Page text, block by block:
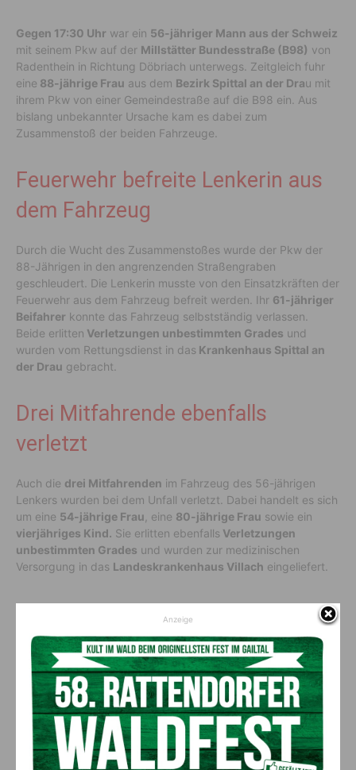
Gegen 17:30 Uhr war ein 56-jähriger Mann aus der Schweiz
mit seinem Pkw auf der Millstätter Bundesstraße (B98) von
Radenthein in Richtung Döbriach unterwegs. Zeitgleich fuhr
eine 88-jährige Frau aus dem Bezirk Spittal an der Drau mit
ihrem Pkw von einer Gemeindestraße auf die B98 ein. Aus
bislang unbekannter Ursache kam es dabei zum
Zusammenstoß der beiden Fahrzeuge.
Feuerwehr befreite Lenkerin aus
dem Fahrzeug
Durch die Wucht des Zusammenstoßes wurde der Pkw der
88-Jährigen in den angrenzenden Straßengraben
geschleudert. Die Lenkerin musste von den Einsatzkräften der
Feuerwehr aus dem Fahrzeug befreit werden. Ihr 61-jähriger
Beifahrer konnte das Fahrzeug selbstständig verlassen.
Beide erlitten Verletzungen unbestimmten Grades und
wurden vom Rettungsdienst in das Krankenhaus Spittal an
der Drau gebracht.
Drei Mitfahrende ebenfalls
verletzt
Auch die drei Mitfahrenden im Fahrzeug des 56-jährigen
Lenkers wurden bei dem Unfall verletzt. Dabei handelt es sich
um eine 54-jährige Frau, eine 80-jährige Frau sowie ein
vierjähriges Kind. Sie erlitten ebenfalls Verletzungen
unbestimmten Grades und wurden zur medizinischen
Versorgung in das Landeskrankenhaus Villach eingeliefert.
Totalschaden an beiden
Fahrzeugen
An beiden am Unfall beteiligten Fahrzeugen entstand
Totalschaden. Neben derPolizei und dem Rettungsdienst
standen dieFreiwilligen Feuerwehren Döbriach, Ferndorf,
Radenthein, Bad Kleinkirchheim und Seebodenmit
insgesamt zehn Fahrzeugen und rund 50 Einsatzkräften im
Einsatz.
Anzeige